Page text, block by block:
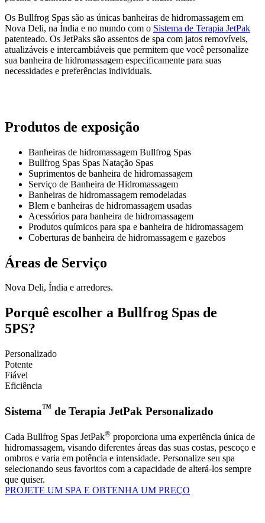
Os Bullfrog Spas são as únicas banheiras de hidromassagem em
Nova Deli, na Índia e no mundo com o Sistema de Terapia JetPak
patenteado. Os JetPaks são assentos de spa com jatos removíveis,
atualizáveis e intercambiáveis que permitem que você personalize
sua banheira de hidromassagem especificamente para suas
necessidades e preferências individuais.
Produtos de exposição
Banheiras de hidromassagem Bullfrog Spas
Bullfrog Spas Spas Natação Spas
Suprimentos de banheira de hidromassagem
Serviço de Banheira de Hidromassagem
Banheiras de hidromassagem remodeladas
Blem e banheiras de hidromassagem usadas
Acessórios para banheira de hidromassagem
Produtos químicos para spa e banheira de hidromassagem
Coberturas de banheira de hidromassagem e gazebos
Áreas de Serviço
Nova Deli, Índia e arredores.
Porquê escolher a Bullfrog Spas de
5PS?
Personalizado
Potente
Fiável
Eficiência
Sistema™ de Terapia JetPak Personalizado
Cada Bullfrog Spas JetPak® proporciona uma experiência única de
hidromassagem, visando diferentes áreas das suas costas, pescoço e
ombros e varia em potência e intensidade. Personalize seu spa
selecionando seus favoritos com a capacidade de alterá-los sempre
que quiser.
PROJETE UM SPA E OBTENHA UM PREÇO